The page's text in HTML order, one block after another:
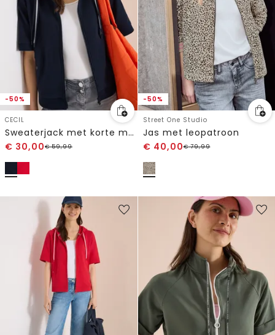
-50%
CECIL
Sweaterjack met korte mouwen en capuchon
€ 30,00€59,99
-50%
Street One Studio
Jas met leopatroon
€ 40,00€79,99